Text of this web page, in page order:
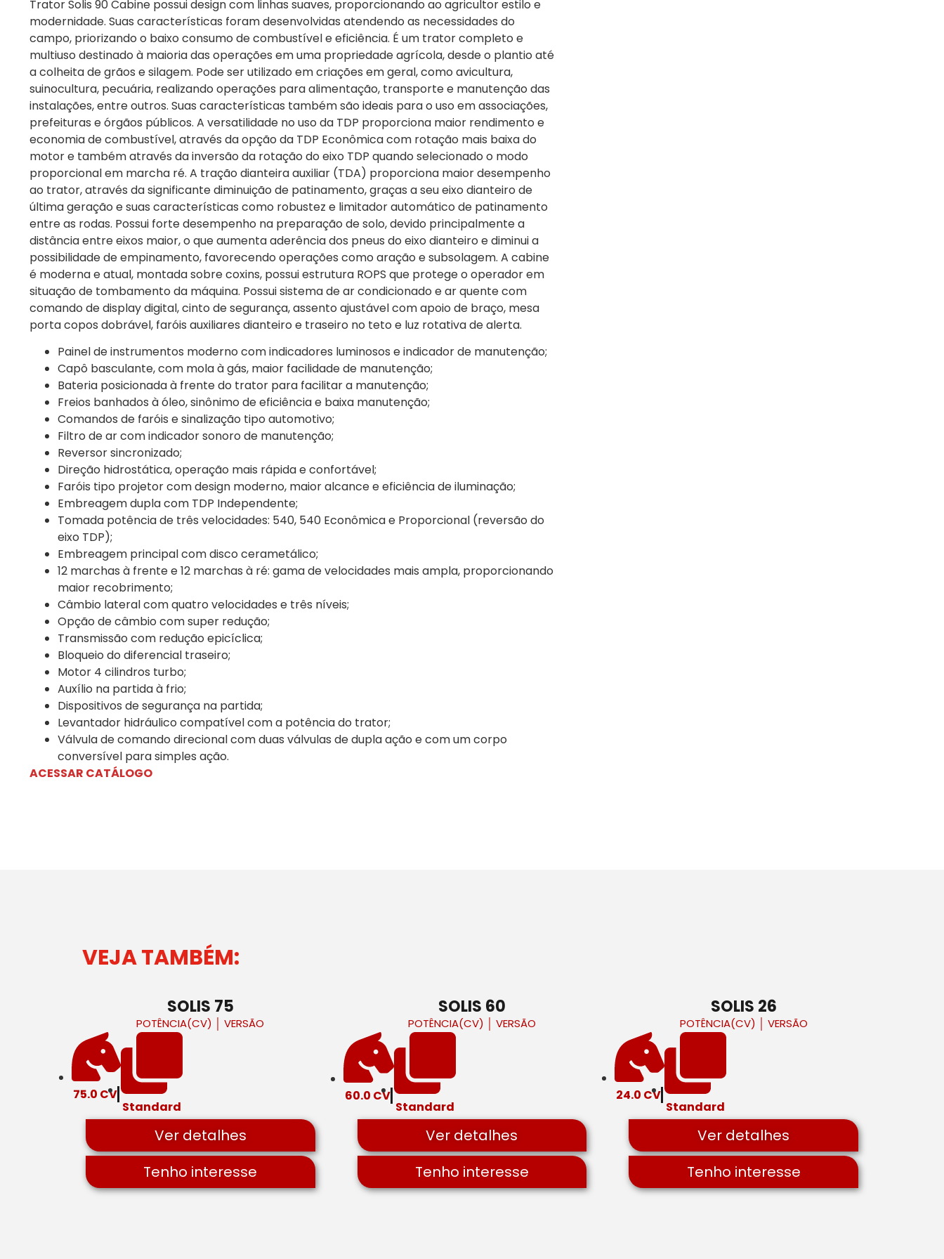
Trator Solis 90 Cabine possui design com linhas suaves, proporcionando ao agricultor estilo e
modernidade. Suas características foram desenvolvidas atendendo as necessidades do
campo, priorizando o baixo consumo de combustível e eficiência. É um trator completo e
multiuso destinado à maioria das operações em uma propriedade agrícola, desde o plantio até
a colheita de grãos e silagem. Pode ser utilizado em criações em geral, como avicultura,
suinocultura, pecuária, realizando operações para alimentação, transporte e manutenção das
instalações, entre outros. Suas características também são ideais para o uso em associações,
prefeituras e órgãos públicos. A versatilidade no uso da TDP proporciona maior rendimento e
economia de combustível, através da opção da TDP Econômica com rotação mais baixa do
motor e também através da inversão da rotação do eixo TDP quando selecionado o modo
proporcional em marcha ré. A tração dianteira auxiliar (TDA) proporciona maior desempenho
ao trator, através da significante diminuição de patinamento, graças a seu eixo dianteiro de
última geração e suas características como robustez e limitador automático de patinamento
entre as rodas. Possui forte desempenho na preparação de solo, devido principalmente a
distância entre eixos maior, o que aumenta aderência dos pneus do eixo dianteiro e diminui a
possibilidade de empinamento, favorecendo operações como aração e subsolagem. A cabine
é moderna e atual, montada sobre coxins, possui estrutura ROPS que protege o operador em
situação de tombamento da máquina. Possui sistema de ar condicionado e ar quente com
comando de display digital, cinto de segurança, assento ajustável com apoio de braço, mesa
porta copos dobrável, faróis auxiliares dianteiro e traseiro no teto e luz rotativa de alerta.
Painel de instrumentos moderno com indicadores luminosos e indicador de manutenção;
Capô basculante, com mola à gás, maior facilidade de manutenção;
Bateria posicionada à frente do trator para facilitar a manutenção;
Freios banhados à óleo, sinônimo de eficiência e baixa manutenção;
Comandos de faróis e sinalização tipo automotivo;
Filtro de ar com indicador sonoro de manutenção;
Reversor sincronizado;
Direção hidrostática, operação mais rápida e confortável;
Faróis tipo projetor com design moderno, maior alcance e eficiência de iluminação;
Embreagem dupla com TDP Independente;
Tomada potência de três velocidades: 540, 540 Econômica e Proporcional (reversão do
eixo TDP);
Embreagem principal com disco cerametálico;
12 marchas à frente e 12 marchas à ré: gama de velocidades mais ampla, proporcionando
maior recobrimento;
Câmbio lateral com quatro velocidades e três níveis;
Opção de câmbio com super redução;
Transmissão com redução epicíclica;
Bloqueio do diferencial traseiro;
Motor 4 cilindros turbo;
Auxílio na partida à frio;
Dispositivos de segurança na partida;
Levantador hidráulico compatível com a potência do trator;
Válvula de comando direcional com duas válvulas de dupla ação e com um corpo
conversível para simples ação.
ACESSAR CATÁLOGO
VEJA TAMBÉM:
SOLIS 75
POTÊNCIA(CV) VERSÃO
75.0 CV
Standard
Ver detalhes
Tenho interesse
SOLIS 60
POTÊNCIA(CV) VERSÃO
60.0 CV
Standard
Ver detalhes
Tenho interesse
SOLIS 26
POTÊNCIA(CV) VERSÃO
24.0 CV
Standard
Ver detalhes
Tenho interesse